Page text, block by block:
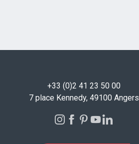
+33 (0)2 41 23 50 00
7 place Kennedy, 49100 Angers